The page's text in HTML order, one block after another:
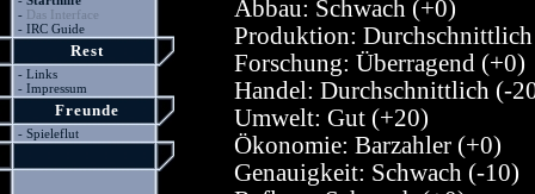
- Das Interface
- IRC Guide
Rest
- Links
- Impressum
Freunde
- Spieleflut
Abbau: Schwach (+0)
Produktion:
Forschung: Überragend (+0)
Handel: Durchschnittlich (-
Umwelt: Gut (+20)
Ökonomie: Barzahler (+0)
Genauigkeit: Schwach (-10)